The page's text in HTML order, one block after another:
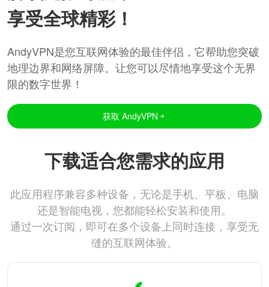
享受全球精彩！
AndyVPN是您互联网体验的最佳伴侣，它帮助您突破
地理边界和网络屏障。让您可以尽情地享受这个无界
限的数字世界！
获取 AndyVPN
下载适合您需求的应用
此应用程序兼容多种设备，无论是手机、平板、电脑
还是智能电视，您都能轻松安装和使用。
通过一次订阅，即可在多个设备上同时连接，享受无
缝的互联网体验。